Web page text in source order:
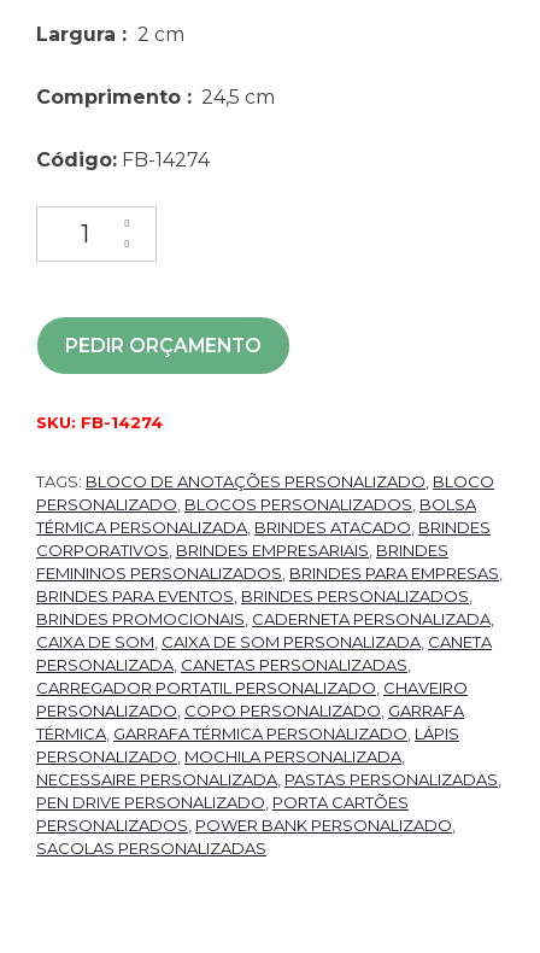
Largura : 2 cm
Comprimento : 24,5 cm
Código: FB-14274
PEDIR ORÇAMENTO
SKU: FB-14274
TAGS: BLOCO DE ANOTAÇÕES PERSONALIZADO, BLOCO
PERSONALIZADO, BLOCOS PERSONALIZADOS, BOLSA
TÉRMICA PERSONALIZADA, BRINDES ATACADO, BRINDES
CORPORATIVOS, BRINDES EMPRESARIAIS, BRINDES
FEMININOS PERSONALIZADOS, BRINDES PARA EMPRESAS,
BRINDES PARA EVENTOS, BRINDES PERSONALIZADOS,
BRINDES PROMOCIONAIS, CADERNETA PERSONALIZADA,
CAIXA DE SOM, CAIXA DE SOM PERSONALIZADA, CANETA
PERSONALIZADA, CANETAS PERSONALIZADAS,
CARREGADOR PORTATIL PERSONALIZADO, CHAVEIRO
PERSONALIZADO, COPO PERSONALIZADO, GARRAFA
TÉRMICA, GARRAFA TÉRMICA PERSONALIZADO, LÁPIS
PERSONALIZADO, MOCHILA PERSONALIZADA,
NECESSAIRE PERSONALIZADA, PASTAS PERSONALIZADAS,
PEN DRIVE PERSONALIZADO, PORTA CARTÕES
PERSONALIZADOS, POWER BANK PERSONALIZADO,
SACOLAS PERSONALIZADAS